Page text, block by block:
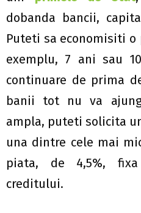
dobanda bancii,
Puteti sa economisiti o
exemplu, 7 ani sau
continuare de prima
banii tot nu va
ampla, puteti solicita
una dintre cele mai
piata, de 4,5%,
creditului.